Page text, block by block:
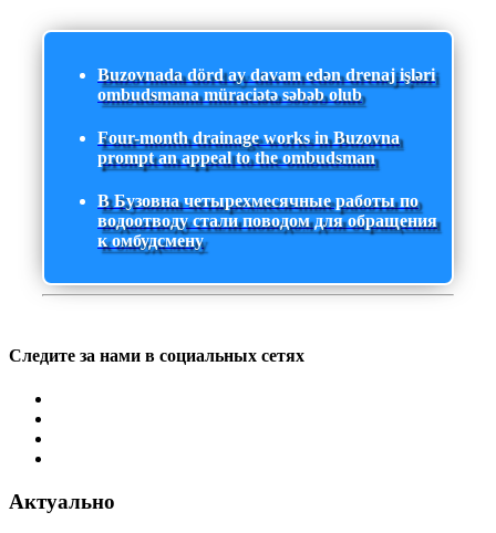
Buzovnada dörd ay davam edən drenaj işləri
ombudsmana müraciətə səbəb olub
Four-month drainage works in Buzovna
prompt an appeal to the ombudsman
В Бузовна четырехмесячные работы по
водоотводу стали поводом для обращения
к омбудсмену
Следите за нами в социальных сетях
Актуально